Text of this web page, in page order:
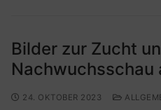
Bilder zur Zucht
Nachwuchsschau
24. OKTOBER 2023